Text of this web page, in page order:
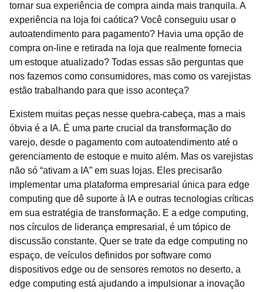
tornar sua experiência de compra ainda mais tranquila. A
experiência na loja foi caótica? Você conseguiu usar o
autoatendimento para pagamento? Havia uma opção de
compra on-line e retirada na loja que realmente fornecia
um estoque atualizado? Todas essas são perguntas que
nos fazemos como consumidores, mas como os varejistas
estão trabalhando para que isso aconteça?
Existem muitas peças nesse quebra-cabeça, mas a mais
óbvia é a IA. É uma parte crucial da transformação do
varejo, desde o pagamento com autoatendimento até o
gerenciamento de estoque e muito além. Mas os varejistas
não só “ativam a IA” em suas lojas. Eles precisarão
implementar uma plataforma empresarial única para edge
computing que dê suporte à IA e outras tecnologias críticas
em sua estratégia de transformação. E a edge computing,
nos círculos de liderança empresarial, é um tópico de
discussão constante. Quer se trate da edge computing no
espaço, de veículos definidos por software como
dispositivos edge ou de sensores remotos no deserto, a
edge computing está ajudando a impulsionar a inovação